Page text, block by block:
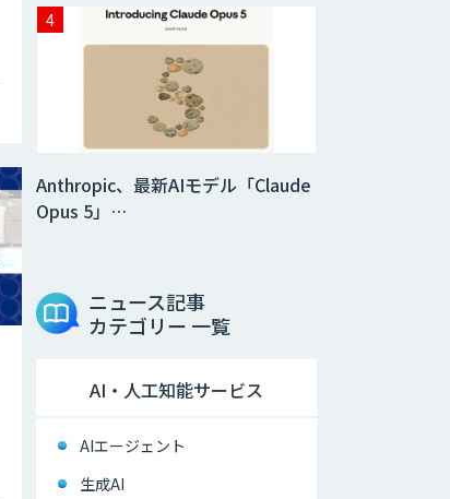
Anthropic、最新AIモデル「Claude
Opus 5」…
ニュース記事
カテゴリー 一覧
AI・人工知能サービス
AIエージェント
生成AI